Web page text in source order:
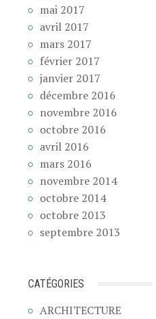
mai 2017
avril 2017
mars 2017
février 2017
janvier 2017
décembre 2016
novembre 2016
octobre 2016
avril 2016
mars 2016
novembre 2014
octobre 2014
octobre 2013
septembre 2013
CATÉGORIES
ARCHITECTURE